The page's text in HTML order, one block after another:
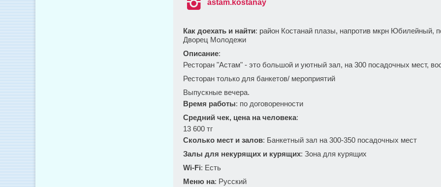
astam.kostanay
Как доехать и найти: район Костанай плазы, напротив мкрн Юбилейный,
Дворец Молодежи
Описание:
Ресторан "Астам" - это большой и уютный зал, на 300 посадочных мест,
Ресторан только для банкетов/ мероприятий
Выпускные вечера.
Время работы: по договоренности
Средний чек, цена на человека:
13 600 тг
Сколько мест и залов: Банкетный зал на 300-350 посадочных мест
Залы для некурящих и курящих: Зона для курящих
Wi-Fi: Есть
Меню на: Русский